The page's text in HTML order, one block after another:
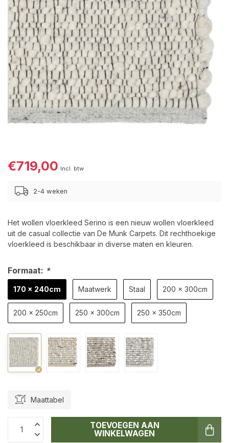
€719,00 Incl. btw
2-4 weken
Het wollen vloerkleed Serino is een nieuw wollen vloerkleed
uit de casual collectie van De Munk Carpets. Dit rechthoekige
vloerkleed is beschikbaar in diverse maten en kleuren.
Formaat: *
170 x 240cm Maatwerk Staal 200 x 300cm
200 x 250cm 250 x 300cm 250 x 350cm
Maattabel
TOEVOEGEN AAN
WINKELWAGEN